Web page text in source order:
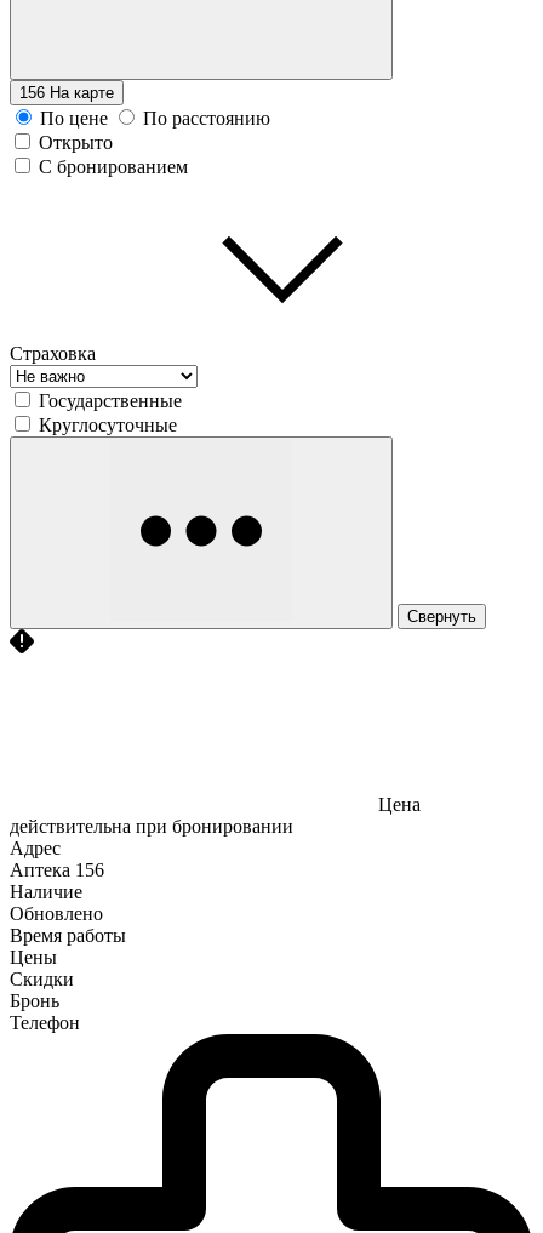
156 На карте
По цене
По расстоянию
Открыто
С бронированием
Страховка
Государственные
Круглосуточные
Свернуть
Цена
действительна при бронировании
Адрес
Аптека 156
Наличие
Обновлено
Время работы
Цены
Скидки
Бронь
Телефон